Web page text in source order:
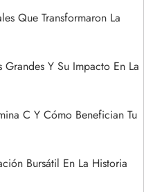
Que Transformaron La
Y Su Impacto En La
C Y Cómo Benefician Tu
Bursátil En La Historia